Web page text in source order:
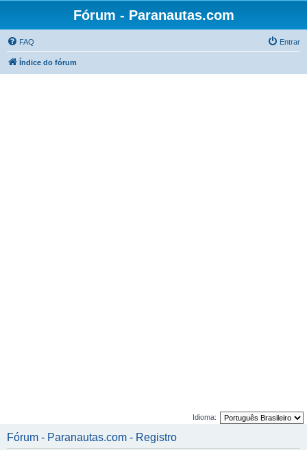
Fórum - Paranautas.com
FAQ Entrar
Índice do fórum
Idioma:
Fórum - Paranautas.com - Registro